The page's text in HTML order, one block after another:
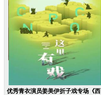
优秀青衣演员姜美伊折子戏专场《西